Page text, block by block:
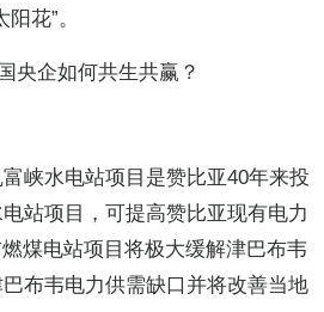
花”。
峡水电站项目是赞比亚40年来投
站项目，可提高赞比亚现有电力
煤电站项目将极大缓解津巴布韦
布韦电力供需缺口并将改善当地